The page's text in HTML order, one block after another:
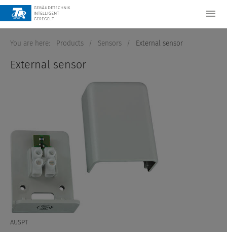
You are here: Products / Sensors / External sensor
External sensor
AUSPT